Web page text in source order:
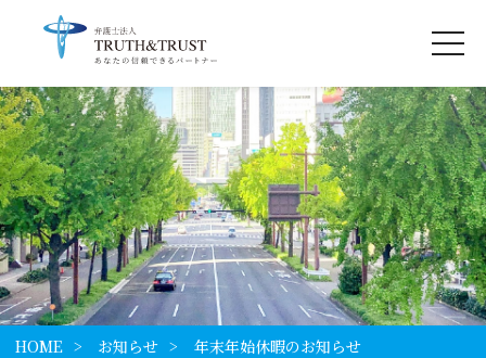
HOME お知らせ 年末年始休暇のお知らせ